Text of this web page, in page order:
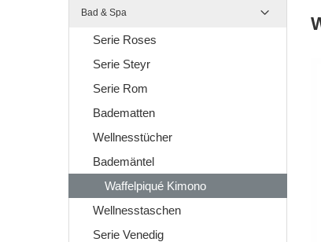
Bad & Spa
Serie Roses
Serie Steyr
Serie Rom
Badematten
Wellnesstücher
Bademäntel
Waffelpiqué Kimono
Wellnesstaschen
Serie Venedig